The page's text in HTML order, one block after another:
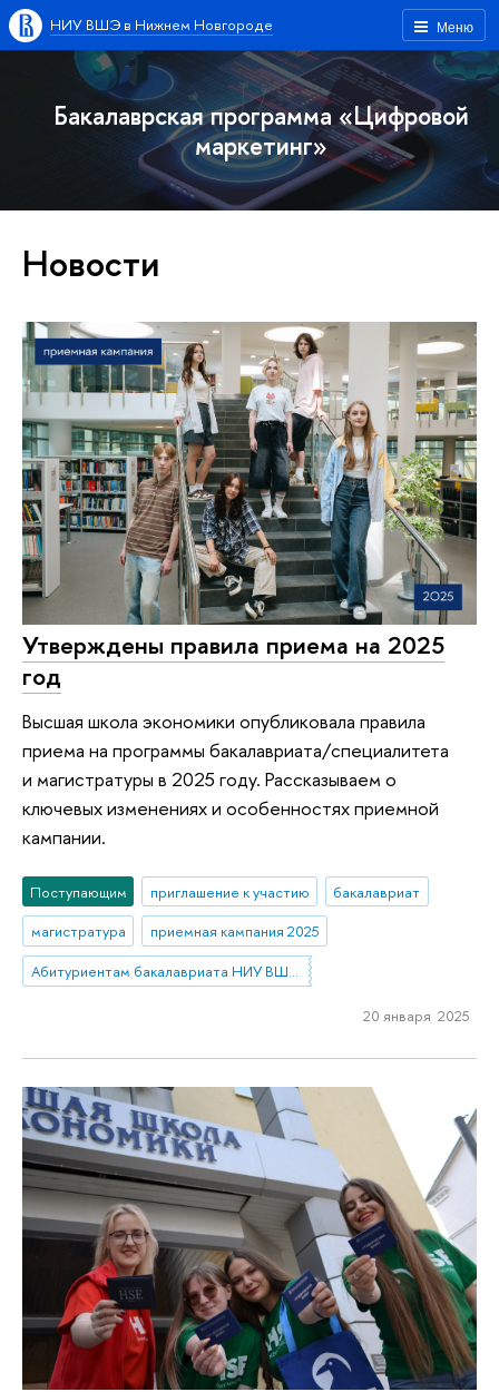
Меню
НИУ ВШЭ в Нижнем Новгороде
Бакалаврская программа «Цифровой
маркетинг»
Новости
Утверждены правила приема на 2025
год
Высшая школа экономики опубликовала правила
приема на программы бакалавриата/специалитета
и магистратуры в 2025 году. Рассказываем о
ключевых изменениях и особенностях приемной
кампании.
Поступающим приглашение к участию
бакалавриат
магистратура
приемная кампания 2025
Абитуриентам бакалавриата НИУ ВШЭ—Нижний Новгород
20 января 2025